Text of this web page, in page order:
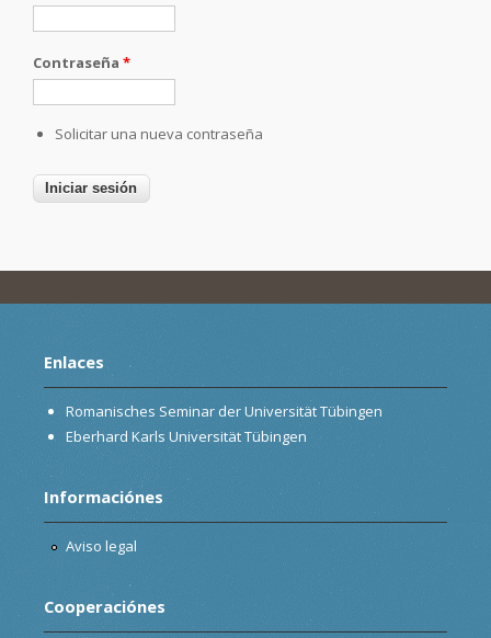
Contraseña *
Solicitar una nueva contraseña
Enlaces
Romanisches Seminar der Universität Tübingen
Eberhard Karls Universität Tübingen
Informaciónes
Aviso legal
Cooperaciónes